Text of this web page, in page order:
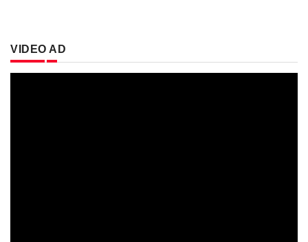
VIDEO AD